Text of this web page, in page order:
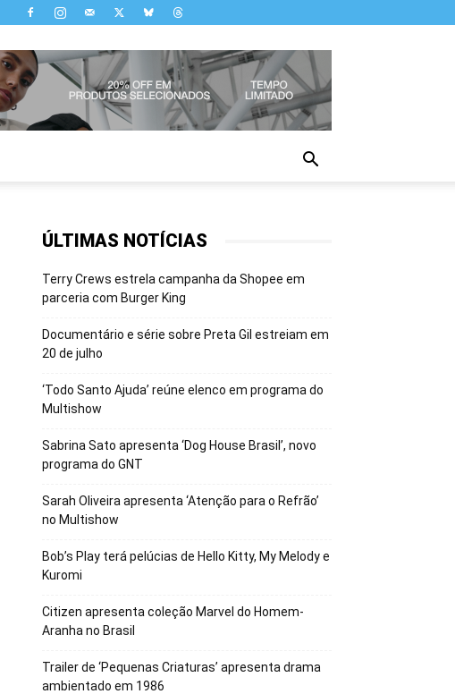
ÚLTIMAS NOTÍCIAS
Terry Crews estrela campanha da Shopee em
parceria com Burger King
Documentário e série sobre Preta Gil estreiam em
20 de julho
‘Todo Santo Ajuda’ reúne elenco em programa do
Multishow
Sabrina Sato apresenta ‘Dog House Brasil’, novo
programa do GNT
Sarah Oliveira apresenta ‘Atenção para o Refrão’
no Multishow
Bob’s Play terá pelúcias de Hello Kitty, My Melody e
Kuromi
Citizen apresenta coleção Marvel do Homem-
Aranha no Brasil
Trailer de ‘Pequenas Criaturas’ apresenta drama
ambientado em 1986